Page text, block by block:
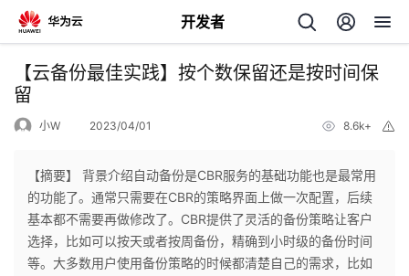
开发者
返
回
个
人
我
【云备份最佳实践】按个数保留还是按时间保
留
小W 2023/04/01 8.6k+
【摘要】 背景介绍自动备份是CBR服务的基础功能也是最常用
的功能了。通常只需要在CBR的策略界面上做一次配置，后续
基本都不需要再做修改了。CBR提供了灵活的备份策略让客户
选择，比如可以按天或者按周备份，精确到小时级的备份时间
等。大多数用户使用备份策略的时候都清楚自己的需求，比如